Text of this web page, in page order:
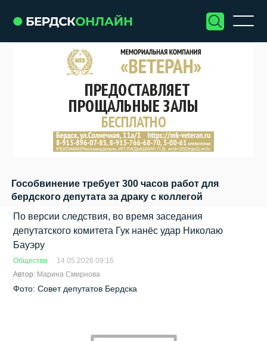
Гособвинение требует 300 часов работ для
бердского депутата за драку с коллегой
По версии следствия, во время заседания
депутатского комитета Гук нанёс удар Николаю
Бауэру
Общество
14.05.2026 09:16
Автор: Марина Смирнова
Фото: Совет депутатов Бердска